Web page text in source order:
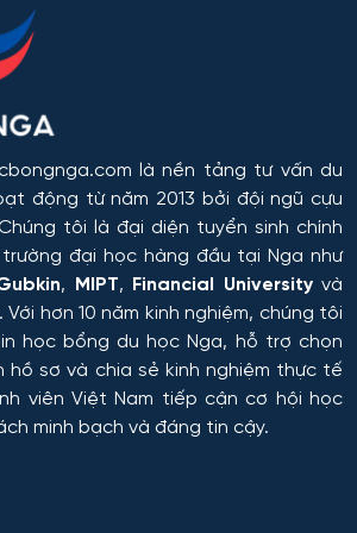
học, hóa dầu và công nghệ sinh
động công chứng
và công nghệ sinh học
và khai thác gỗ
đóng gói sản xuất
kỹ thuật vi hệ thống
vận tải
là nền tảng tư vấn du
động từ năm 2013 bởi đội ngũ cựu
tôi là đại diện tuyển sinh chính
đại học hàng đầu tại Nga như
, MIPT, Financial Universityvà
hơn 10 năm kinh nghiệm, chúng tôi
học bổng du học Nga, hỗ trợ chọn
hồ sơ và chia sẻ kinh nghiệm thực tế
viên Việt Nam tiếp cận cơ hội học
minh bạch và đáng tin cậy.